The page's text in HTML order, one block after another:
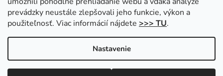
prevádzky neustále zlepšovali jeho funkcie, výkon a
použiteľnosť. Viac informácií nájdete >>> TU.
Nastavenie
Copyright 2026SweetRevelation.sk. Všetky práva